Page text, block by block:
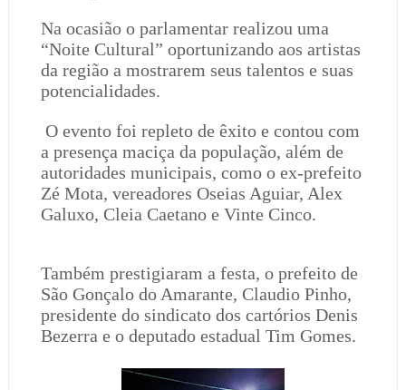
Na ocasião o parlamentar realizou uma
“Noite Cultural” oportunizando aos artistas
da região a mostrarem seus talentos e suas
potencialidades.
O evento foi repleto de êxito e contou com
a presença maciça da população, além de
autoridades municipais, como o ex-prefeito
Zé Mota, vereadores Oseias Aguiar, Alex
Galuxo, Cleia Caetano e Vinte Cinco.
Também prestigiaram a festa, o prefeito de
São Gonçalo do Amarante, Claudio Pinho,
presidente do sindicato dos cartórios Denis
Bezerra e o deputado estadual Tim Gomes.